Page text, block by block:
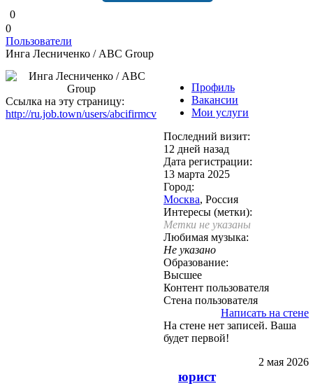
0
0
Пользователи
Инга Лесниченко / ABC Group
Ссылка на эту страницу:
http://ru.job.town/users/abcifirmcv
Профиль
Вакансии
Мои услуги
Последний визит:
12 дней назад
Дата регистрации:
13 марта 2025
Город:
Москва, Россия
Интересы (метки):
Метки не указаны
Любимая музыка:
Не указано
Образование:
Высшее
Контент пользователя
Стена пользователя
Написать на стене
На стене нет записей. Ваша
будет первой!
юрист
2 мая 2026